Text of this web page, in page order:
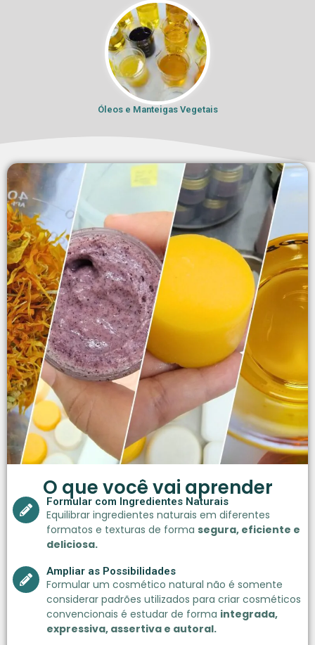
Óleos e Manteigas Vegetais
O que você vai aprender
Formular com Ingredientes Naturais
Equilibrar ingredientes naturais em diferentes
formatos e texturas de forma segura, eficiente e
deliciosa.
Ampliar as Possibilidades
Formular um cosmético natural não é somente
considerar padrões utilizados para criar cosméticos
convencionais é estudar de forma integrada,
expressiva, assertiva e autoral.